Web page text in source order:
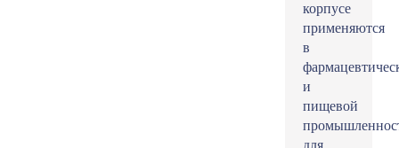
корпусе
применяются
в
и
пищевой